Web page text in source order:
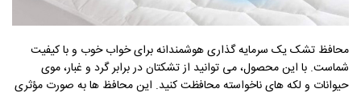
محافظ تشک یک سرمایه گذاری هوشمندانه برای خواب خوب و با کیفیت
شماست. با این محصول، می توانید از تشکتان در برابر گرد و غبار، موی
حیوانات و لکه های ناخواسته محافظت کنید. این محافظ ها به صورت مؤثری